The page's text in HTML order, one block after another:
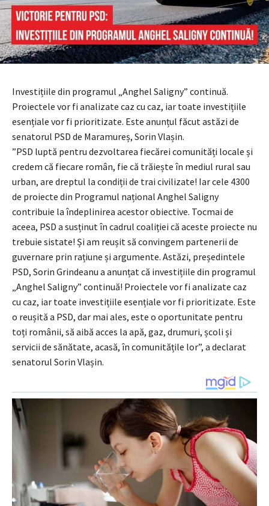
Investițiile din programul „Anghel Saligny” continuă.
Proiectele vor fi analizate caz cu caz, iar toate investițiile
esențiale vor fi prioritizate. Este anunțul făcut astăzi de
senatorul PSD de Maramureș, Sorin Vlașin.
”PSD luptă pentru dezvoltarea fiecărei comunități locale și
credem că fiecare român, fie că trăiește în mediul rural sau
urban, are dreptul la condiții de trai civilizate! Iar cele 4300
de proiecte din Programul național Anghel Saligny
contribuie la îndeplinirea acestor obiective. Tocmai de
aceea, PSD a susținut în cadrul coaliției că aceste proiecte nu
trebuie sistate! Și am reușit să convingem partenerii de
guvernare prin rațiune și argumente. Astăzi, președintele
PSD, Sorin Grindeanu a anunțat că investițiile din programul
„Anghel Saligny” continuă! Proiectele vor fi analizate caz
cu caz, iar toate investițiile esențiale vor fi prioritizate. Este
o reușită a PSD, dar mai ales, este o oportunitate pentru
toți românii, să aibă acces la apă, gaz, drumuri, școli și
servicii de sănătate, acasă, în comunitățile lor”, a declarat
senatorul Sorin Vlașin.